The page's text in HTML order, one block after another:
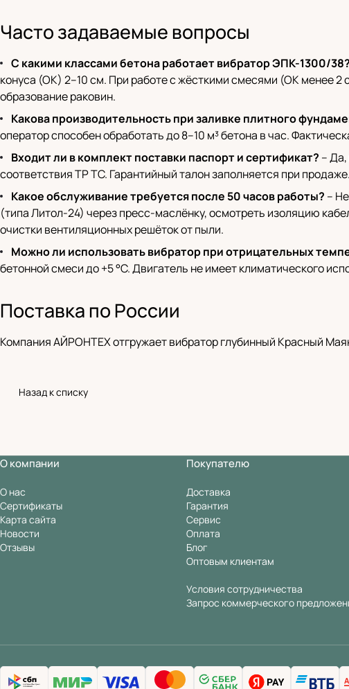
Часто задаваемые вопросы
С какими классами бетона работает вибратор ЭПК-1300/38?
конуса (ОК) 2–10 см. При работе с жёсткими смесями (ОК менее 2
образование раковин.
Какова производительность при заливке плитного
оператор способен обработать до 8–10 м³ бетона в час.
Входит ли в комплект поставки паспорт и сертификат? –
соответствия ТР ТС. Гарантийный талон заполняется при продаже.
Какое обслуживание требуется после 50 часов работы? –
(типа Литол-24) через пресс-маслёнку, осмотреть изоляцию
очистки вентиляционных решёток от пыли.
Можно ли использовать вибратор при отрицательных
бетонной смеси до +5 °C. Двигатель не имеет климатического
Поставка по России
Компания АЙРОНТЕХ отгружает вибратор глубинный Красный
Назад к списку
О компании
О нас
Сертификаты
Карта сайта
Новости
Отзывы
Покупателю
Доставка
Гарантия
Сервис
Оплата
Блог
Оптовым клиентам
Условия сотрудничества
Запрос коммерческого